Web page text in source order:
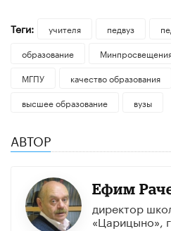
Теги: учителя педвуз
образование
МГПУ
качество образования
высшее образование
вузы
АВТОР
Ефим
директор
«Царицыно»,